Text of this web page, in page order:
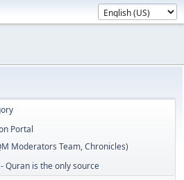
Portal
Moderators Team,Chronicles)
Quran is the only source